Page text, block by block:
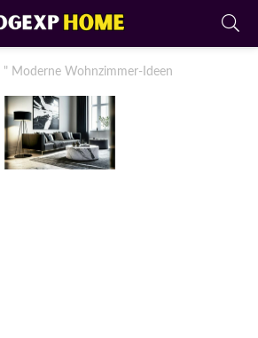
" Moderne Wohnzimmer-Ideen